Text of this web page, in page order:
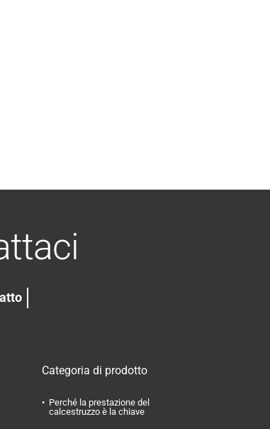
Categoria di prodotto
Perché la prestazione del
calcestruzzo è la chiave